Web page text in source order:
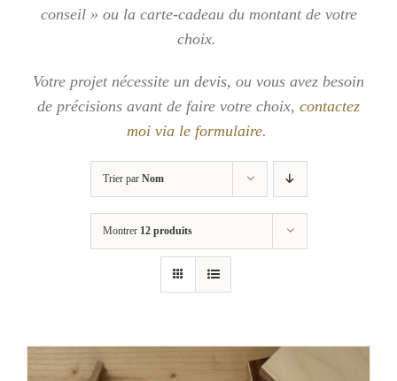
conseil » ou la carte-cadeau du montant de votre
choix.
Votre projet nécessite un devis, ou vous avez besoin
de précisions avant de faire votre choix, contactez
moi via le formulaire.
Trier par Nom
Montrer 12 produits